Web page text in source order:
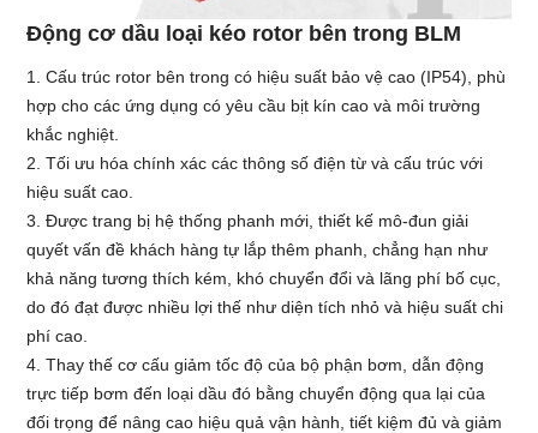
Động cơ dầu loại kéo rotor bên trong BLM
1. Cấu trúc rotor bên trong có hiệu suất bảo vệ cao (IP54), phù
hợp cho các ứng dụng có yêu cầu bịt kín cao và môi trường
khắc nghiệt.
2. Tối ưu hóa chính xác các thông số điện từ và cấu trúc với
hiệu suất cao.
3. Được trang bị hệ thống phanh mới, thiết kế mô-đun giải
quyết vấn đề khách hàng tự lắp thêm phanh, chẳng hạn như
khả năng tương thích kém, khó chuyển đổi và lãng phí bố cục,
do đó đạt được nhiều lợi thế như diện tích nhỏ và hiệu suất chi
phí cao.
4. Thay thế cơ cấu giảm tốc độ của bộ phận bơm, dẫn động
trực tiếp bơm đến loại dầu đó bằng chuyển động qua lại của
đối trọng để nâng cao hiệu quả vận hành, tiết kiệm đủ và giảm